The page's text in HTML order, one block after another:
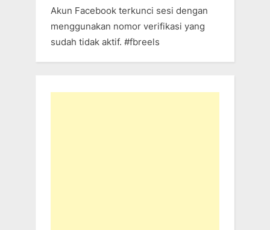
Akun Facebook terkunci sesi dengan
menggunakan nomor verifikasi yang
sudah tidak aktif. #fbreels